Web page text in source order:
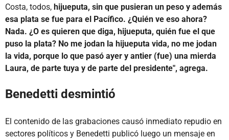
Costa, todos, hijueputa, sin que pusieran un peso y además
esa plata se fue para el Pacífico. ¿Quién ve eso ahora?
Nada. ¿O es quieren que diga, hijueputa, quién fue el que
puso la plata? No me jodan la hijueputa vida, no me jodan
la vida, porque lo que pasó ayer y antier (fue) una mierda
Laura, de parte tuya y de parte del presidente", agrega.
Benedetti desmintió
El contenido de las grabaciones causó inmediato repudio en
sectores políticos y Benedetti publicó luego un mensaje en